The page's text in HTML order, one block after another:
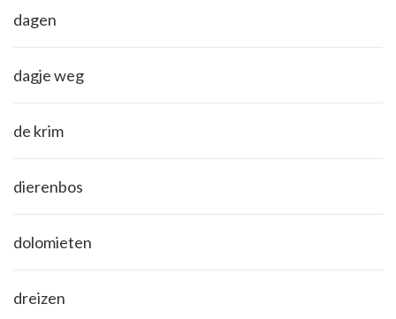
dagen
dagje weg
de krim
dierenbos
dolomieten
dreizen